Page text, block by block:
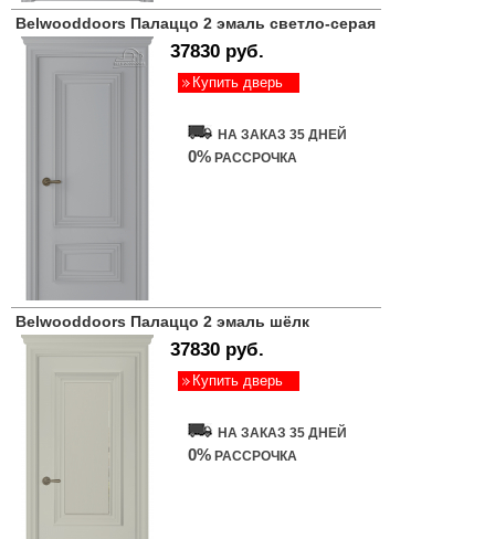
Belwooddoors Палаццо 2 эмаль светло-серая
37830 руб.
Купить дверь
НА ЗАКАЗ 35 ДНЕЙ
0% РАССРОЧКА
Belwooddoors Палаццо 2 эмаль шёлк
37830 руб.
Купить дверь
НА ЗАКАЗ 35 ДНЕЙ
0% РАССРОЧКА